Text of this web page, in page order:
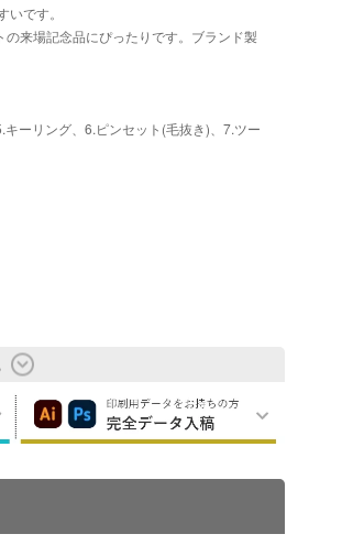
です。
来場記念品にぴったりです。ブランド製
ーリング、6.ピンセット(毛抜き)、7.ツー